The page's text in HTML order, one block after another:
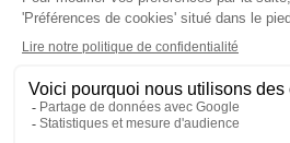
Politique de confidentialité
Conditions générales de vente
Gestions des cookies
Plan du site